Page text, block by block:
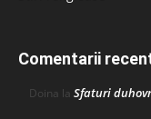
Comentarii
Doina la Sfaturi